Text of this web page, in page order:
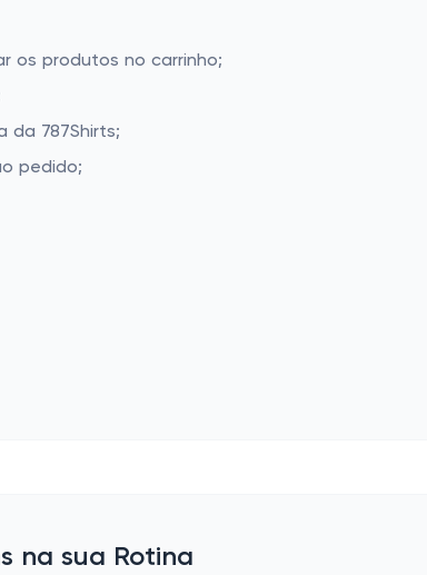
os produtos no carrinho;
da 787Shirts;
pedido;
na sua Rotina